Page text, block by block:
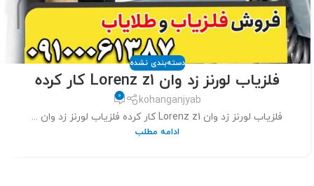
دسته‌بندی نشده
فلزیاب لورنز زد وان Lorenz z1 کار کرده
kohanganjyab
0
فلزیاب لورنز زد وان Lorenz z1 کار کرده فلزیاب لورنز زد وان ...
ادامه مطلب